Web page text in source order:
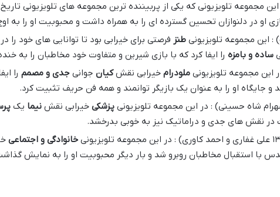
او در دلنوازان تحسین گسترده ای را به همراه داشت و محبوبیت او را به
طنز فرصتی برای خیرابی بود تا توانایی های خود را
ساده و بامزه را ایفا کرد که با بازی شیرین و متفاوت خود مخاطبان را به
ملودرام خیرابی نقشکیان جوانیجدی و مصمم را
و جایگاه او را به عنوان یک بازیگر توانمند و همه فن حریف تثبیت کرد.
پزشکی خیرابی نقشنیما یک
در نقش های جدی و دراماتیک نیز به خوبی بدرخشد.
خانوادگی و اجتماعی
با استقبال مخاطبان روبرو شد و بار دیگر محبوبیت او را به نمایش